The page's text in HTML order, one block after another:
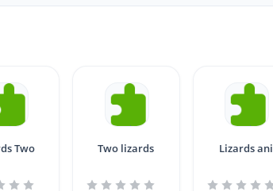
Two Two lizards Lizards ani